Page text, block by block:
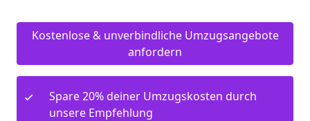
Kostenlose & unverbindliche Umzugsangebote
anfordern
Spare 20% deiner Umzugskosten durch
unsere Empfehlung